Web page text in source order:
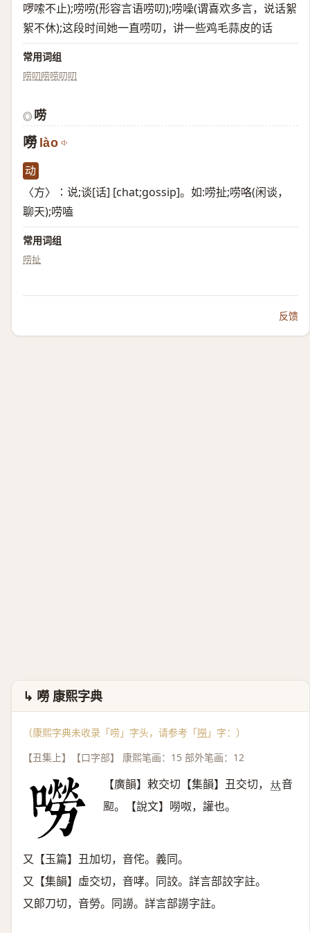
啰嗦不止);唠唠(形容言语唠叨);唠噪(谓喜欢多言，说话絮
絮不休);这段时间她一直唠叨，讲一些鸡毛蒜皮的话
常用词组
唠叨唠唠叨叨
◎ 唠
嘮 lào
动
〈方〉∶说;谈[话] [chat;gossip]。如:唠扯;唠咯(闲谈，
聊天);唠嗑
常用词组
唠扯
反馈
↳ 嘮 康熙字典
（康熙字典未收录「唠」字头，请参考「嘮 」字：）
【丑集上】【口字部】 康熙笔画：15 部外笔画：12
【廣韻】敕交切【集韻】丑交切， 𠀤音
䫸。【說文】嘮呶，讙也。
又【玉篇】丑加切，音侘。義同。
又【集韻】虛交切，音哮。同詨。詳言部詨字註。
又郞刀切，音勞。同䜎。詳言部䜎字註。